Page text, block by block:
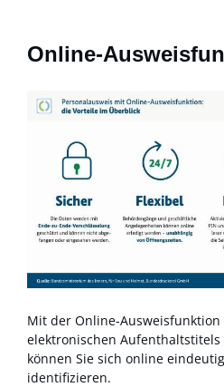
Online-
Mit der Online-Ausweisfunktion
elektronischen
können Sie sich online
identifizieren.